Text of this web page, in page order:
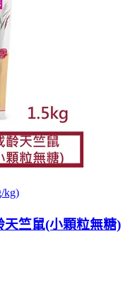
kg)
竺鼠(小顆粒無糖)